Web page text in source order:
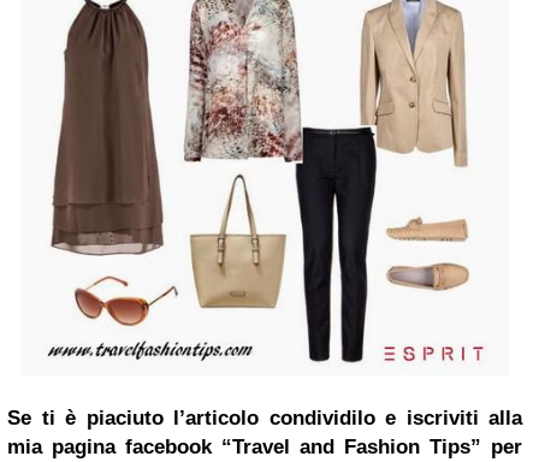
Se ti è piaciuto l’articolo condividilo e iscriviti alla
mia pagina facebook “Travel and Fashion Tips” per